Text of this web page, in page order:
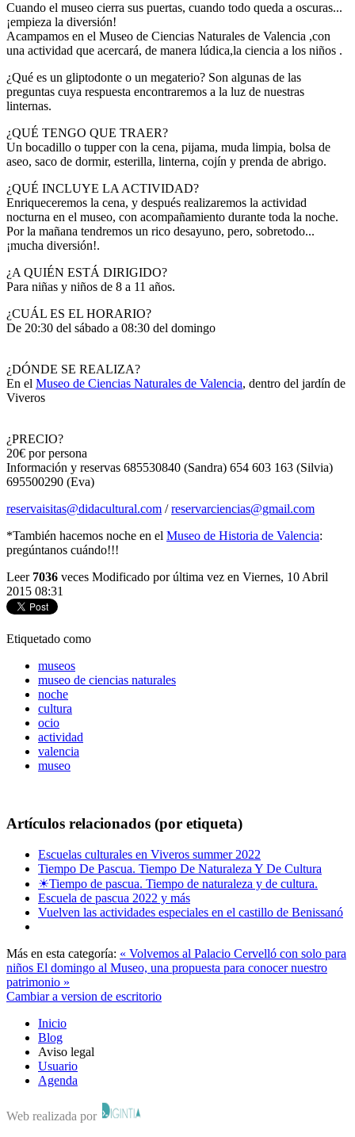
Cuando el museo cierra sus puertas, cuando todo queda a oscuras...
¡empieza la diversión!
Acampamos en el Museo de Ciencias Naturales de Valencia ,con
una actividad que acercará, de manera lúdica,la ciencia a los niños .
¿Qué es un gliptodonte o un megaterio? Son algunas de las
preguntas cuya respuesta encontraremos a la luz de nuestras
linternas.
¿QUÉ TENGO QUE TRAER?
Un bocadillo o tupper con la cena, pijama, muda limpia, bolsa de
aseo, saco de dormir, esterilla, linterna, cojín y prenda de abrigo.
¿QUÉ INCLUYE LA ACTIVIDAD?
Enriqueceremos la cena, y después realizaremos la actividad
nocturna en el museo, con acompañamiento durante toda la noche.
Por la mañana tendremos un rico desayuno, pero, sobretodo...
¡mucha diversión!.
¿A QUIÉN ESTÁ DIRIGIDO?
Para niñas y niños de 8 a 11 años.
¿CUÁL ES EL HORARIO?
De 20:30 del sábado a 08:30 del domingo
¿DÓNDE SE REALIZA?
En el Museo de Ciencias Naturales de Valencia, dentro del jardín de
Viveros
¿PRECIO?
20€ por persona
Información y reservas 685530840 (Sandra) 654 603 163 (Silvia)
695500290 (Eva)
reservaisitas@didacultural.com /reservarciencias@gmail.com
*También hacemos noche en el Museo de Historia de Valencia:
pregúntanos cuándo!!!
Leer 7036 veces Modificado por última vez en Viernes, 10 Abril
2015 08:31
Etiquetado como
museos
museo de ciencias naturales
noche
cultura
ocio
actividad
valencia
museo
Artículos relacionados (por etiqueta)
Escuelas culturales en Viveros summer 2022
Tiempo De Pascua. Tiempo De Naturaleza Y De Cultura
☀Tiempo de pascua. Tiempo de naturaleza y de cultura.
Escuela de pascua 2022 y más
Vuelven las actividades especiales en el castillo de Benissanó
Más en esta categoría: « Volvemos al Palacio Cervelló con solo para
niños El domingo al Museo, una propuesta para conocer nuestro
patrimonio »
Cambiar a version de escritorio
Inicio
Blog
Aviso legal
Usuario
Agenda
Web realizada por